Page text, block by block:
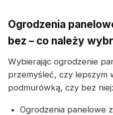
Ogrodzenia
bez – co należy
Wybierając ogrodzenie
przemyśleć, czy lepszym
podmurówką, czy bez niej:
Ogrodzenia panelowe